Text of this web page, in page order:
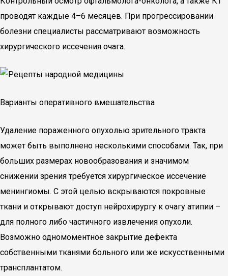
проводят каждые 4–6 месяцев. При прогрессировании
болезни специалисты рассматривают возможность
хирургического иссечения очага.
Варианты оперативного вмешательства
Удаление пораженного опухолью зрительного тракта
может быть выполнено несколькими способами. Так, при
больших размерах новообразования и значимом
снижении зрения требуется хирургическое иссечение
менингиомы. С этой целью вскрываются покровные
ткани и открывают доступ нейрохирургу к очагу атипии –
для полного либо частичного извлечения опухоли.
Возможно одномоментное закрытие дефекта
собственными тканями больного или же искусственными
трансплантатом.